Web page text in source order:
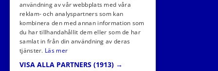
FÖLJ OSS I SOCIALA MEDIER
användning av vår webbplats med våra
reklam- och analyspartners som kan
kombinera den med annan information som
du har tillhandahållit dem eller som de har
samlat in från din användning av deras
tjänster. Läs mer
VISA ALLA PARTNERS (1913) →